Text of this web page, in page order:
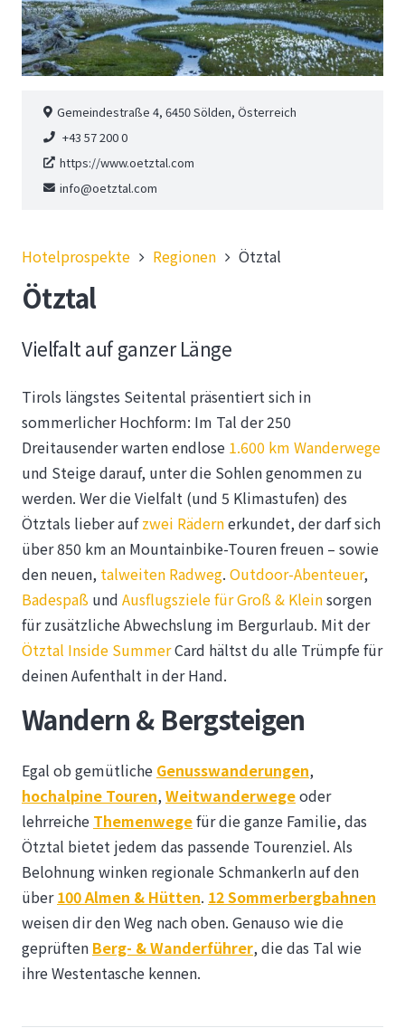
Gemeindestraße 4, 6450 Sölden, Österreich
+43 57 200 0
https://www.oetztal.com
info@oetztal.com
Hotelprospekte Regionen Ötztal
Ötztal
Vielfalt auf ganzer Länge
Tirols längstes Seitental präsentiert sich in
sommerlicher Hochform: Im Tal der 250
Dreitausender warten endlose 1.600 km Wanderwege
und Steige darauf, unter die Sohlen genommen zu
werden. Wer die Vielfalt (und 5 Klimastufen) des
Ötztals lieber aufzwei Rädernerkundet, der darf sich
über 850 km an Mountainbike-Touren freuen – sowie
den neuen, talweiten Radweg. Outdoor-Abenteuer,
Badespaß und Ausflugsziele für Groß & Kleinsorgen
für zusätzliche Abwechslung im Bergurlaub. Mit der
Ötztal Inside SummerCard hältst du alle Trümpfe für
deinen Aufenthalt in der Hand.
Wandern & Bergsteigen
Egal ob gemütliche Genusswanderungen,
hochalpine Touren,Weitwanderwegeoder
lehrreiche Themenwegefür die ganze Familie, das
Ötztal bietet jedem das passende Tourenziel. Als
Belohnung winken regionale Schmankerln auf den
über100 Almen & Hütten. 12 Sommerbergbahnen
weisen dir den Weg nach oben. Genauso wie die
geprüften Berg- & Wanderführer, die das Tal wie
ihre Westentasche kennen.